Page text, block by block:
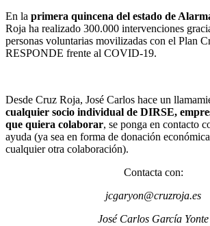
En la primera quincena del estado de
Roja ha realizado 300.000 intervenciones
personas voluntarias movilizadas con el Plan
RESPONDE frente al COVID-19.
Desde Cruz Roja, José Carlos hace un
cualquier socio individual de DIRSE,
que quiera colaborar, se ponga en contacto
ayuda (ya sea en forma de donación
cualquier otra colaboración).
Contacta con:
jcgaryon@cruzroja.es
José Carlos García Yonte